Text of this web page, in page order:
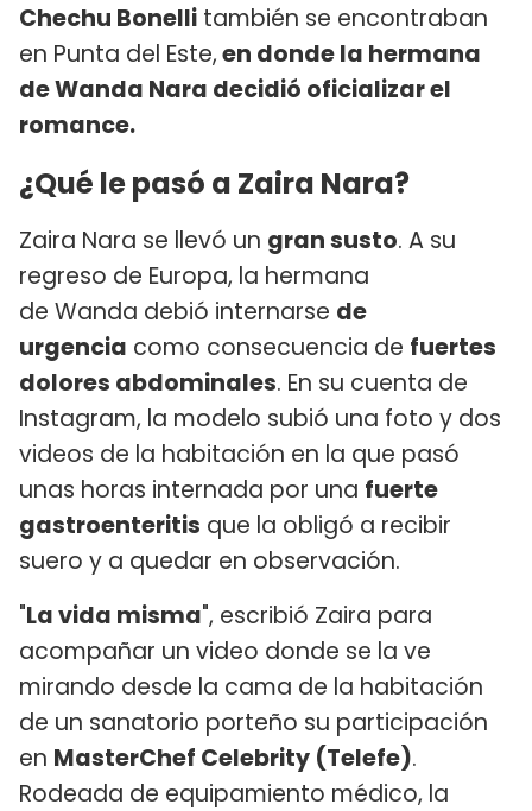
Chechu Bonelli también se encontraban
en Punta del Este,en donde la hermana
de Wanda Nara decidió oficializar el
romance.
¿Qué le pasó a Zaira Nara?
Zaira Nara se llevó un gran susto. A su
regreso de Europa, la hermana
de Wanda debió internarse de
urgencia como consecuencia de fuertes
dolores abdominales. En su cuenta de
Instagram, la modelo subió una foto y dos
videos de la habitación en la que pasó
unas horas internada por una fuerte
gastroenteritis que la obligó a recibir
suero y a quedar en observación.
"La vida misma", escribió Zaira para
acompañar un video donde se la ve
mirando desde la cama de la habitación
de un sanatorio porteño su participación
en MasterChef Celebrity (Telefe).
Rodeada de equipamiento médico, la